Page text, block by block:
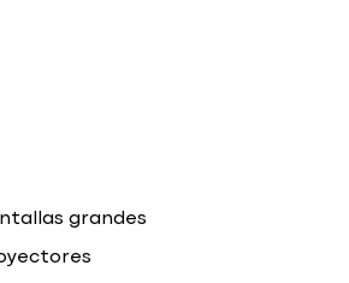
grandes